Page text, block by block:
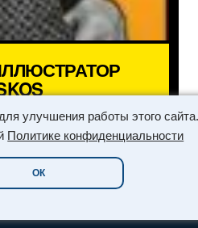
улучшения работы этого сайта.
Политике конфиденциальности
ОК